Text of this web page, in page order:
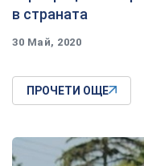
в страната
30 Май, 2020
ПРОЧЕТИ ОЩЕ